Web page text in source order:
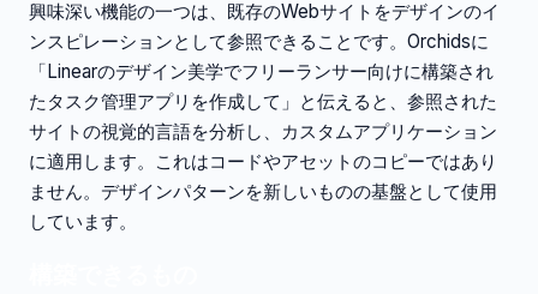
興味深い機能の一つは、既存のWebサイトをデザインのイ
ンスピレーションとして参照できることです。Orchidsに
「Linearのデザイン美学でフリーランサー向けに構築され
たタスク管理アプリを作成して」と伝えると、参照された
サイトの視覚的言語を分析し、カスタムアプリケーション
に適用します。これはコードやアセットのコピーではあり
ません。デザインパターンを新しいものの基盤として使用
しています。